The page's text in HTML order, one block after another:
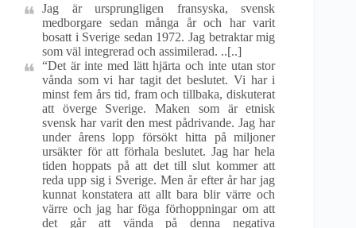
Jag är ursprungligen fransyska, svensk
medborgare sedan många år och har varit
bosatt i Sverige sedan 1972. Jag betraktar mig
som väl integrerad och assimilerad. ..[..]
“Det är inte med lätt hjärta och inte utan stor
vånda som vi har tagit det beslutet. Vi har i
minst fem års tid, fram och tillbaka, diskuterat
att överge Sverige. Maken som är etnisk
svensk har varit den mest pådrivande. Jag har
under årens lopp försökt hitta på miljoner
ursäkter för att förhala beslutet. Jag har hela
tiden hoppats på att det till slut kommer att
reda upp sig i Sverige. Men år efter år har jag
kunnat konstatera att allt bara blir värre och
värre och jag har föga förhoppningar om att
det går att vända på denna negativa